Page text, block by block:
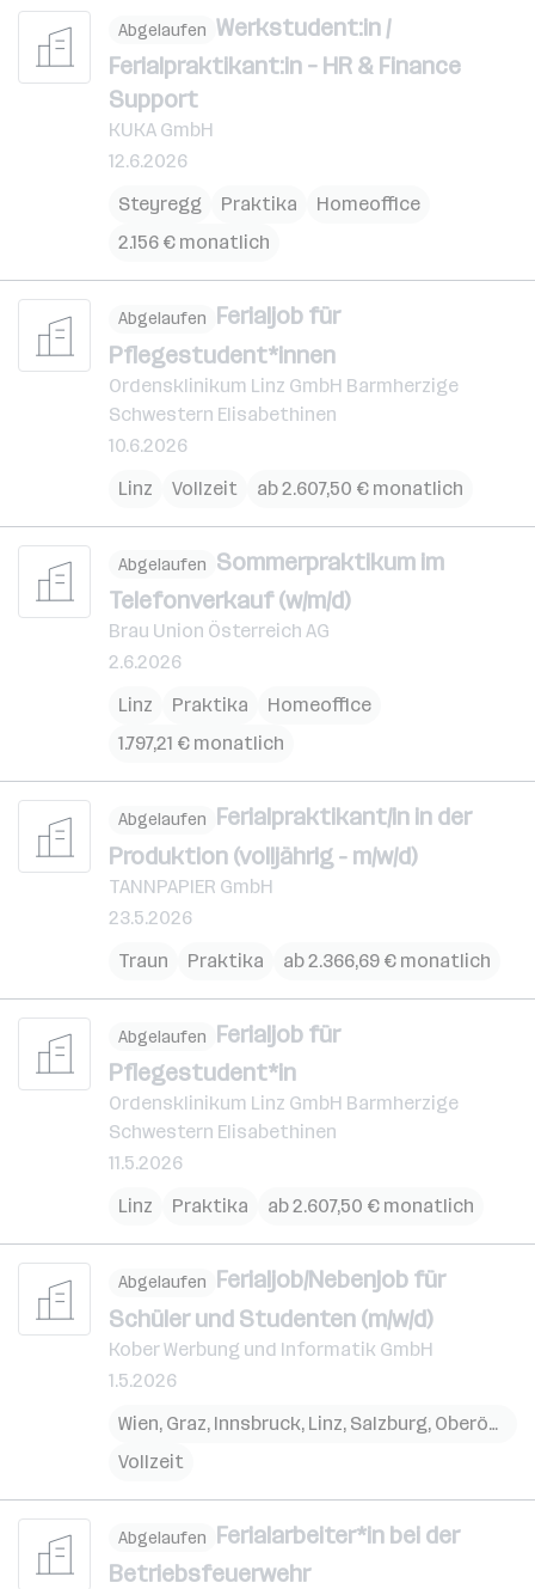
Abgelaufen Werkstudent:in /
Ferialpraktikant:in – HR & Finance
Support
KUKA GmbH
12.6.2026
Steyregg
Praktika
Homeoffice
2.156 € monatlich
Abgelaufen Ferialjob für
Pflegestudent*innen
Ordensklinikum Linz GmbH Barmherzige
Schwestern Elisabethinen
10.6.2026
Linz
Vollzeit ab 2.607,50 € monatlich
Abgelaufen Sommerpraktikum im
Telefonverkauf (w/m/d)
Brau Union Österreich AG
2.6.2026
Linz
Praktika
Homeoffice
1.797,21 € monatlich
Abgelaufen Ferialpraktikant/in in der
Produktion (volljährig - m/w/d)
TANNPAPIER GmbH
23.5.2026
Traun
Praktika ab 2.366,69 € monatlich
Abgelaufen Ferialjob für
Pflegestudent*in
Ordensklinikum Linz GmbH Barmherzige
Schwestern Elisabethinen
11.5.2026
Linz
Praktika ab 2.607,50 € monatlich
Abgelaufen Ferialjob/Nebenjob für
Schüler und Studenten (m/w/d)
Kober Werbung und Informatik GmbH
1.5.2026
Wien, Graz, Innsbruck, Linz, Salzburg, Oberösterreich
Vollzeit
Abgelaufen Ferialarbeiter*in bei der
Betriebsfeuerwehr